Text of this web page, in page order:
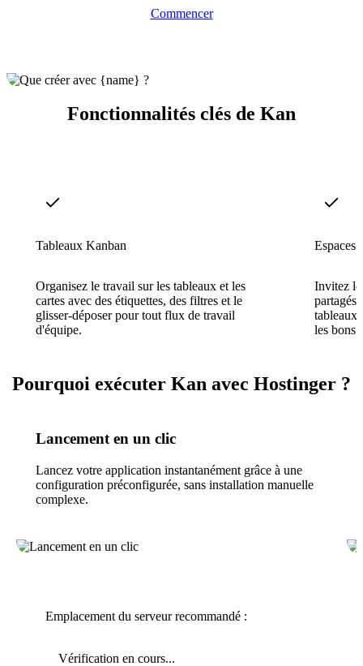
Commencer
Fonctionnalités clés de Kan
Tableaux Kanban
Organisez le travail sur les tableaux et les
cartes avec des étiquettes, des filtres et le
glisser-déposer pour tout flux de travail
d'équipe.
Espaces
Invitez
partagés
tableaux
les bons
Pourquoi exécuter Kan avec Hostinger ?
Lancement en un clic
Lancez votre application instantanément grâce à une
configuration préconfigurée, sans installation manuelle
complexe.
Emplacement du serveur recommandé :
Vérification en cours...